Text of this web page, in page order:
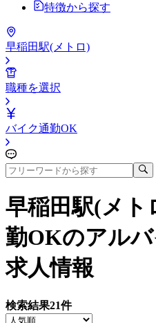
特徴から探す
早稲田駅(メトロ)
職種を選択
バイク通勤OK
早稲田駅(メト
勤OKのアル
求人情報
検索結果21件